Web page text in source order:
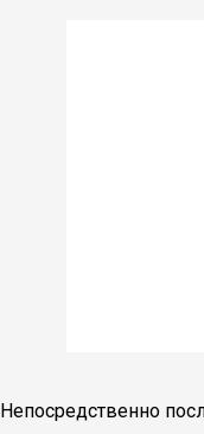
Непосредственно